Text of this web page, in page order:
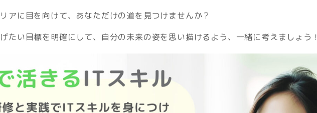
アに目を向けて、あなただけの道を見つけませんか？
たい目標を明確にして、自分の未来の姿を思い描けるよう、一緒に考えましょう！